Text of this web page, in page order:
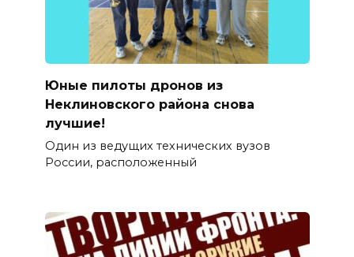
Юные пилоты дронов из
Неклиновского района снова
лучшие!
Один из ведущих технических вузов
России, расположенный